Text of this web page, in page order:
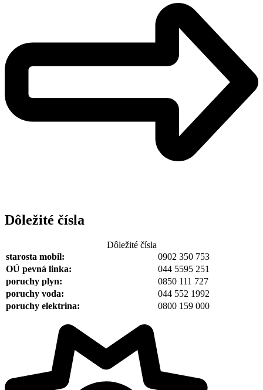
Dôležité čísla
Dôležité čísla
starosta mobil:
0902 350 753
OÚ pevná linka:
044 5595 251
poruchy plyn:
0850 111 727
poruchy voda:
044 552 1992
poruchy elektrina:
0800 159 000